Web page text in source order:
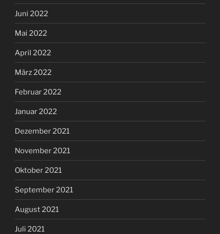
Juni 2022
Mai 2022
April 2022
März 2022
Februar 2022
Januar 2022
Dezember 2021
November 2021
Oktober 2021
September 2021
August 2021
Juli 2021